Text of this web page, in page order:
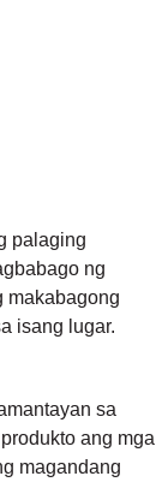
palaging
ng
makabagong
isang lugar.
sa
ang mga
magandang